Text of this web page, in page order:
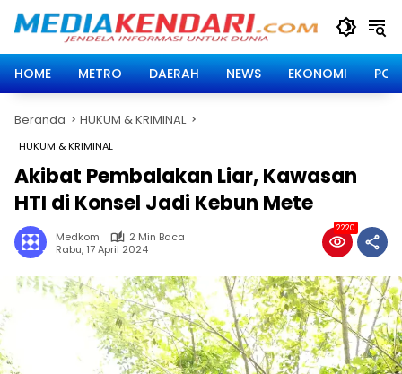
HOME
METRO DAERAH NEWS EKONOMI
Beranda HUKUM & KRIMINAL
HUKUM & KRIMINAL
Akibat Pembalakan Liar, Kawasan
HTI di Konsel Jadi Kebun Mete
Medkom
2 Min Baca
Rabu, 17 April 2024
2220